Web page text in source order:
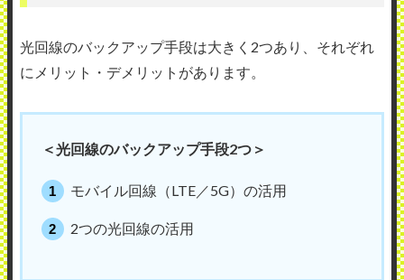
光回線のバックアップ手段は大きく2つあり、それぞれ
にメリット・デメリットがあります。
＜光回線のバックアップ手段2つ＞
モバイル回線（LTE／5G）の活用
2つの光回線の活用